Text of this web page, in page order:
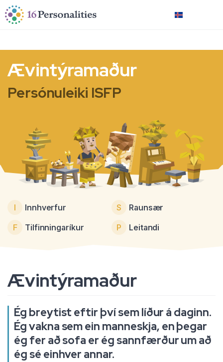
Fara beint að aðalefni
Fara beint í aðgengisvalkosti
Íslenska
Ævintýramaður
Persónuleiki ISFP
I Innhverfur S
Raunsær
F
Tilfinningaríkur P Leitandi
Ævintýramaður
Ég breytist eftir því sem líður á daginn.
Ég vakna sem ein manneskja, en þegar
ég fer að sofa er ég sannfærður um að
ég sé einhver annar.